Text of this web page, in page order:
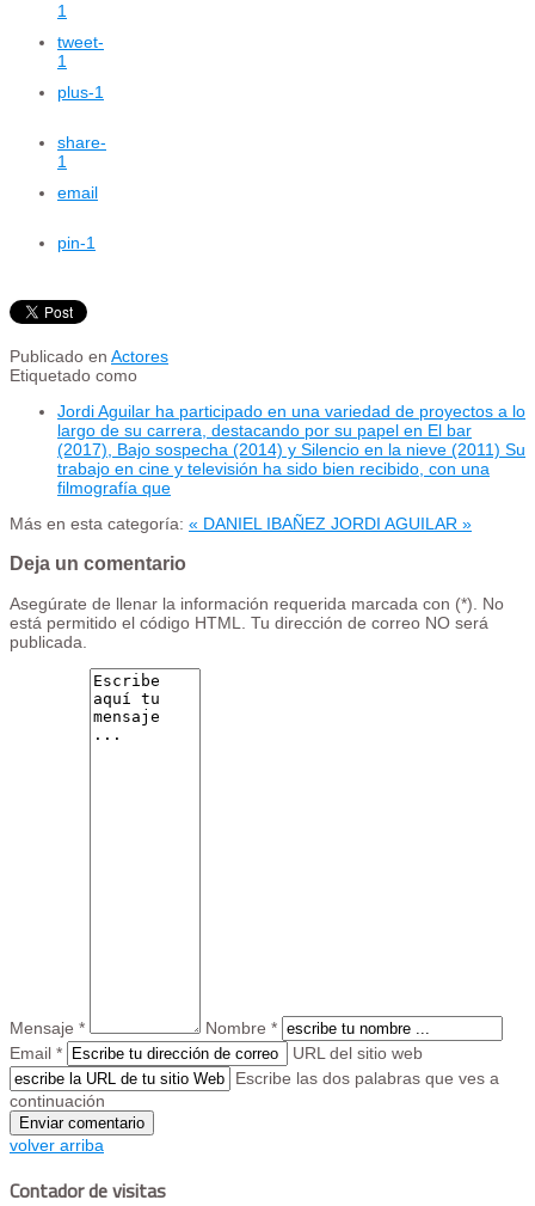
1
tweet-
1
plus-1
share-
1
email
pin-1
Publicado en Actores
Etiquetado como
Jordi Aguilar ha participado en una variedad de proyectos a lo
largo de su carrera, destacando por su papel en El bar
(2017), Bajo sospecha (2014) y Silencio en la nieve (2011) Su
trabajo en cine y televisión ha sido bien recibido, con una
filmografía que
Más en esta categoría: « DANIEL IBAÑEZ JORDI AGUILAR »
Deja un comentario
Asegúrate de llenar la información requerida marcada con (*). No
está permitido el código HTML. Tu dirección de correo NO será
publicada.
Mensaje *
Nombre *
Email *
URL del sitio web
Escribe las dos palabras que ves a
continuación
volver arriba
Contador de visitas